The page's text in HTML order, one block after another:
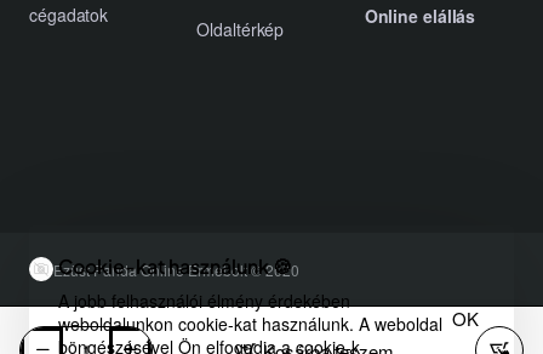
Cookie-kat használunk 🍪
A jobb felhasználói élmény érdekében
weboldalunkon cookie-kat használunk. A weboldal
böngészésével Ön elfogadja a cookie-k
OK
cégadatok
Oldaltérkép
Online elállás
Ezüst Panda Online Érmebolt © 2020